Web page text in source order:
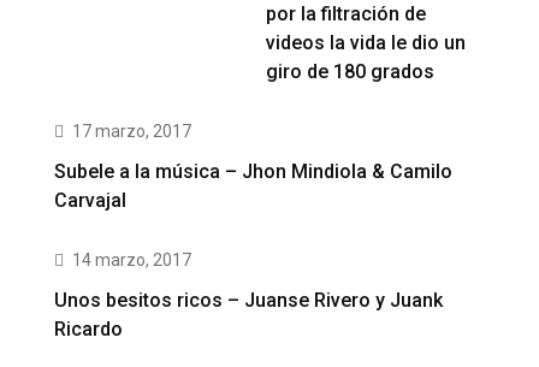
por la filtración de
videos la vida le dio un
giro de 180 grados
17 marzo, 2017
Subele a la música – Jhon Mindiola & Camilo
Carvajal
14 marzo, 2017
Unos besitos ricos – Juanse Rivero y Juank
Ricardo